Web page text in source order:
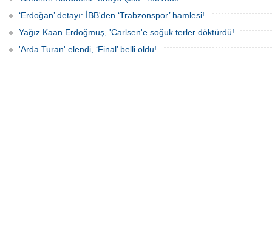
‘Erdoğan’ detayı: İBB'den ‘Trabzonspor’ hamlesi!
Yağız Kaan Erdoğmuş, 'Carlsen'e soğuk terler döktürdü!
'Arda Turan' elendi, ‘Final’ belli oldu!